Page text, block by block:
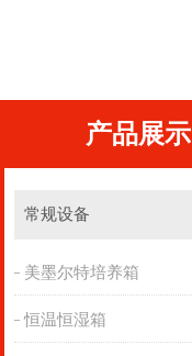
产品展示
常规设备
美墨尔特培养箱
恒温恒湿箱